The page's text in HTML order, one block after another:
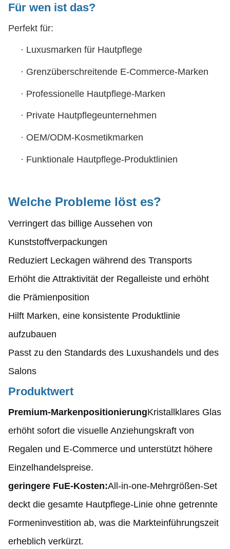
Für wen ist das?
Perfekt für:
· Luxusmarken für Hautpflege
· Grenzüberschreitende E-Commerce-Marken
· Professionelle Hautpflege-Marken
· Private Hautpflegeunternehmen
· OEM/ODM-Kosmetikmarken
· Funktionale Hautpflege-Produktlinien
Welche Probleme löst es?
Verringert das billige Aussehen von
Kunststoffverpackungen
Reduziert Leckagen während des Transports
Erhöht die Attraktivität der Regalleiste und erhöht
die Prämienposition
Hilft Marken, eine konsistente Produktlinie
aufzubauen
Passt zu den Standards des Luxushandels und des
Salons
Produktwert
Premium-MarkenpositionierungKristallklares Glas
erhöht sofort die visuelle Anziehungskraft von
Regalen und E-Commerce und unterstützt höhere
Einzelhandelspreise.
geringere FuE-Kosten:All-in-one-Mehrgrößen-Set
deckt die gesamte Hautpflege-Linie ohne getrennte
Formeninvestition ab, was die Markteinführungszeit
erheblich verkürzt.